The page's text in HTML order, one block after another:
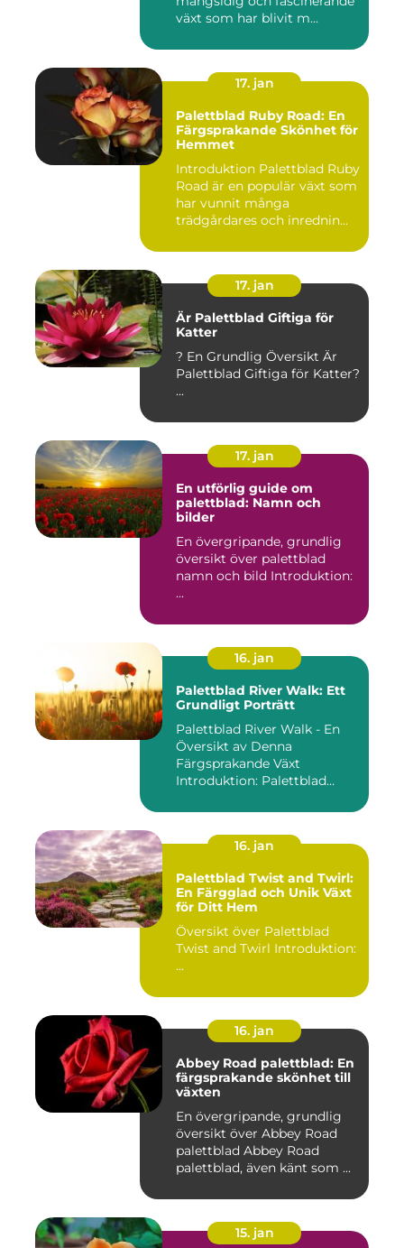
växt som har blivit m...
17. jan
Palettblad Ruby Road: En
Färgsprakande Skönhet för
Hemmet
Introduktion Palettblad Ruby
Road är en populär växt som
har vunnit många
trädgårdares och inrednin...
17. jan
Är Palettblad Giftiga för
Katter
? En Grundlig Översikt Är
Palettblad Giftiga för Katter?
...
17. jan
En utförlig guide om
palettblad: Namn och
bilder
En övergripande, grundlig
översikt över palettblad
namn och bild Introduktion:
...
16. jan
Palettblad River Walk: Ett
Grundligt Porträtt
Palettblad River Walk - En
Översikt av Denna
Färgsprakande Växt
Introduktion: Palettblad
16. jan
Palettblad Twist and Twirl:
En Färgglad och Unik Växt
för Ditt Hem
Översikt över Palettblad
Twist and Twirl Introduktion:
...
16. jan
Abbey Road palettblad: En
färgsprakande skönhet till
växten
En övergripande, grundlig
översikt över Abbey Road
palettblad Abbey Road
palettblad, även känt som ...
15. jan